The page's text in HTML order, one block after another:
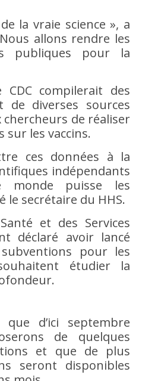
la vraie science », a
allons rendre les
publiques pour la
compilerait des
de diverses sources
de réaliser
sur les vaccins.
ces données à la
indépendants
puisse les
le secrétaire du HHS.
et des Services
déclaré avoir lancé
pour les
étudier la
d’ici septembre
de quelques
et que de plus
seront disponibles